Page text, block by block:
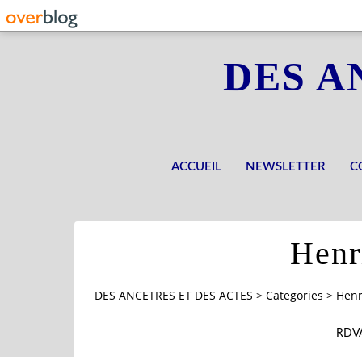
DES
ACCUEIL NEWSLETTER
DES ANCETRES ET DES ACTES > Categories >